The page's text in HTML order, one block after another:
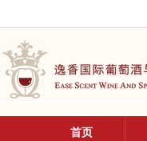
首页